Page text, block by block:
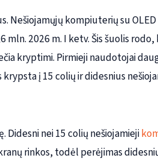
Nešiojamųjų kompiuterių su
mln. 2026 m. I ketv. Šis šuolis
kryptimi. Pirmieji naudotojai
į 15 colių ir didesnius
Didesni nei 15 colių nešiojamieji
rinkos, todėl perėjimas